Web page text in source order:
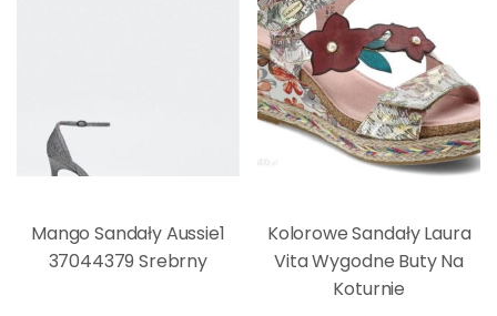
Mango Sandały Aussie1
37044379 Srebrny
Kolorowe Sandały Laura
Vita Wygodne Buty Na
Koturnie